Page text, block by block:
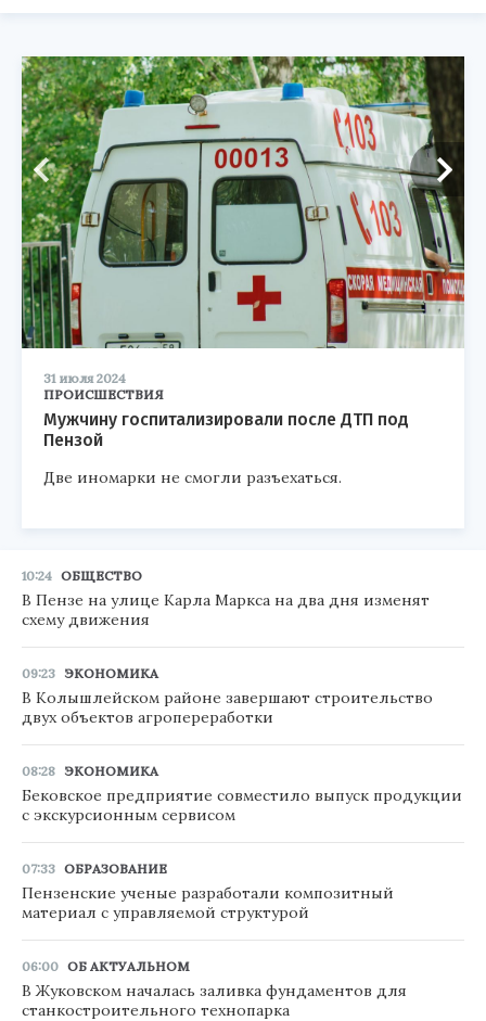
31 июля 2024
ПРОИСШЕСТВИЯ
Мужчину госпитализировали после ДТП под
Пензой
Две иномарки не смогли разъехаться.
10:24 ОБЩЕСТВО
В Пензе на улице Карла Маркса на два дня изменят
схему движения
09:23 ЭКОНОМИКА
В Колышлейском районе завершают строительство
двух объектов агропереработки
08:28 ЭКОНОМИКА
Бековское предприятие совместило выпуск продукции
с экскурсионным сервисом
07:33 ОБРАЗОВАНИЕ
Пензенские ученые разработали композитный
материал с управляемой структурой
06:00 ОБ АКТУАЛЬНОМ
В Жуковском началась заливка фундаментов для
станкостроительного технопарка